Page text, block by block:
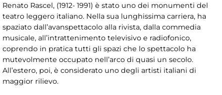
Renato Rascel, (1912- 1991) è stato uno dei monumenti del
teatro leggero italiano. Nella sua lunghissima carriera, ha
spaziato dall’avanspettacolo alla rivista, dalla commedia
musicale, all’intrattenimento televisivo e radiofonico,
coprendo in pratica tutti gli spazi che lo spettacolo ha
mutevolmente occupato nell’arco di quasi un secolo.
All’estero, poi, è considerato uno degli artisti italiani di
maggior rilievo.